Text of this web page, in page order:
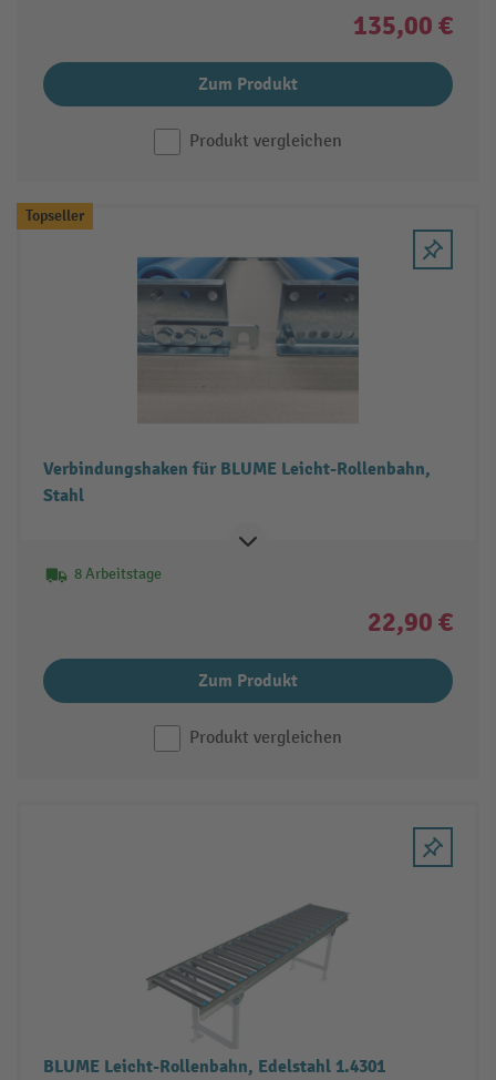
135,00 €
Zum Produkt
Produkt vergleichen
Topseller
Verbindungshaken für BLUME Leicht-Rollenbahn,
Stahl
8 Arbeitstage
22,90 €
Zum Produkt
Produkt vergleichen
BLUME Leicht-Rollenbahn, Edelstahl 1.4301